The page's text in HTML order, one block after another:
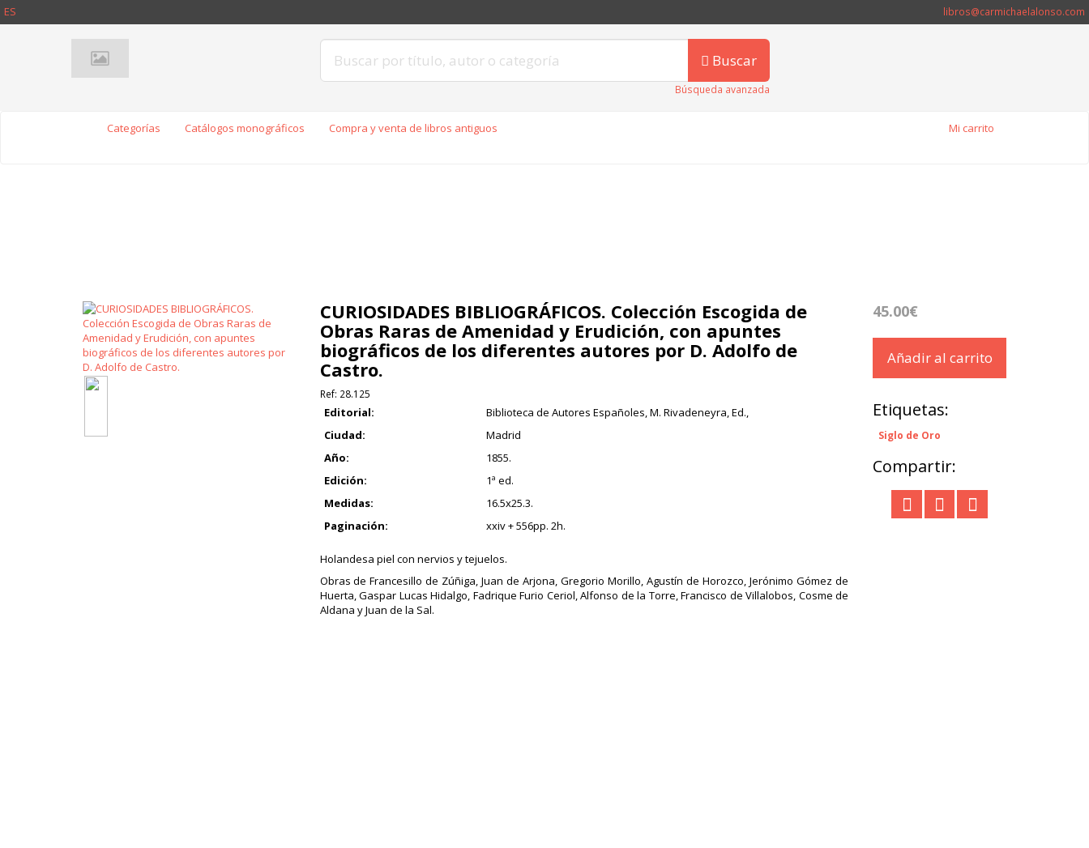
ES libros@carmichaelalonso.com
Buscar
Búsqueda avanzada
Categorías Catálogos monográficos Compra y venta de libros antiguos Mi carrito
CURIOSIDADES BIBLIOGRÁFICOS. Colección Escogida de
Obras Raras de Amenidad y Erudición, con apuntes
biográficos de los diferentes autores por D. Adolfo de
Castro.
Ref: 28.125
Editorial:
Biblioteca de Autores Españoles, M. Rivadeneyra, Ed.,
Ciudad:
Madrid
Año:
1855.
Edición:
1ª ed.
Medidas:
16.5x25.3.
Paginación:
xxiv + 556pp. 2h.
Holandesa piel con nervios y tejuelos.
Obras de Francesillo de Zúñiga, Juan de Arjona, Gregorio Morillo, Agustín de Horozco, Jerónimo Gómez de
Huerta, Gaspar Lucas Hidalgo, Fadrique Furio Ceriol, Alfonso de la Torre, Francisco de Villalobos, Cosme de
Aldana y Juan de la Sal.
45.00€
Añadir al carrito
Etiquetas:
Siglo de Oro
Compartir: